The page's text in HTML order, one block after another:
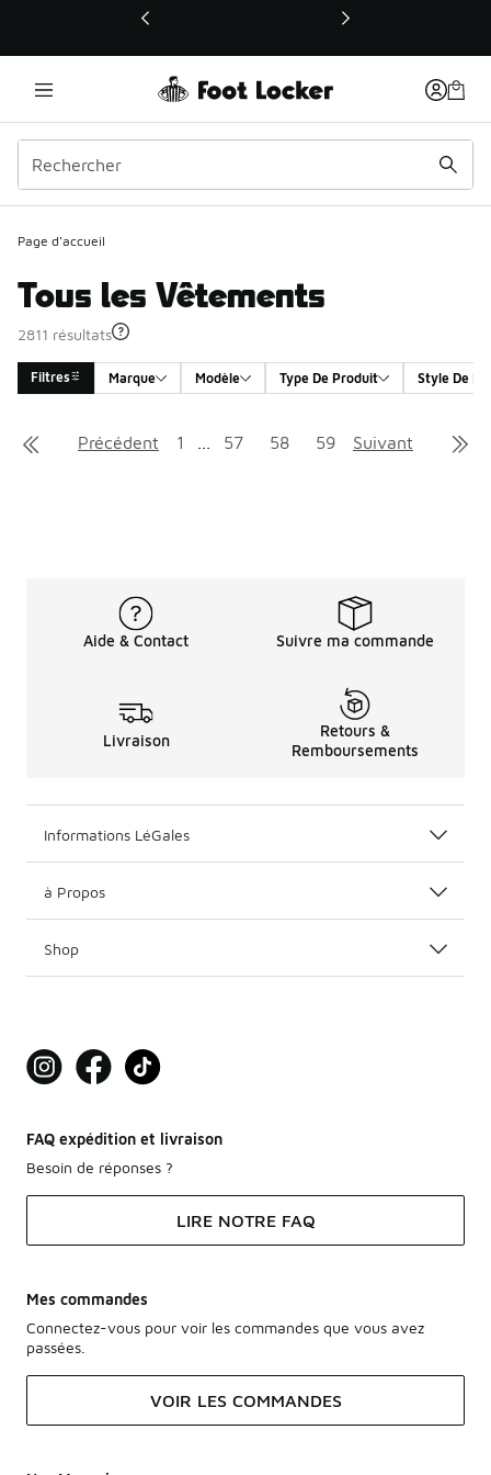
Ce lien ouvrira une nouvelle fenêtre
Page d'accueil
Tous les Vêtements
2811 résultats
Filtres Marque Modèle Type De Produit Style De
Search Results
Précédent 1 57 58 59 Suivant
Aide & Contact Suivre ma commande
Livraison
Retours &
Remboursements
Informations LéGales
à Propos
Shop
FAQ expédition et livraison
Besoin de réponses ?
LIRE NOTRE FAQ
Mes commandes
Connectez-vous pour voir les commandes que vous avez
passées.
VOIR LES COMMANDES